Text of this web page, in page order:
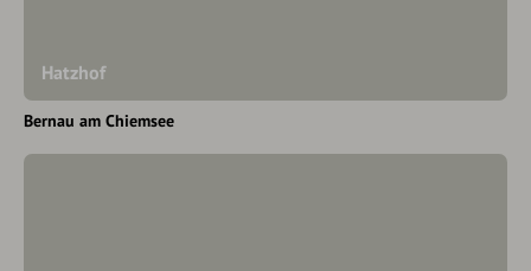
Hatzhof
Bernau am Chiemsee